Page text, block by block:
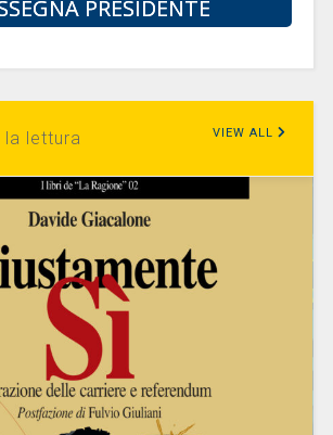
PRESIDENTE
la lettura VIEW ALL